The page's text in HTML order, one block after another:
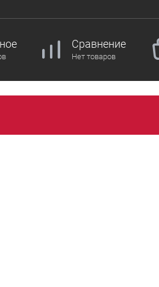
Сравнение
Нет товаров